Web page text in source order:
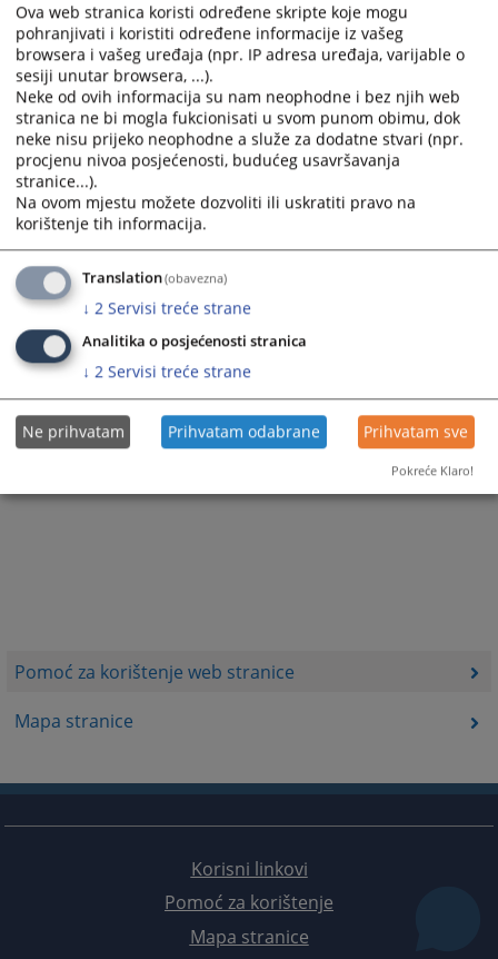
Pomoć za korištenje web stranice
Mapa stranice
Trenutno nema vijesti
Korisni linkovi
Pomoć za korištenje
Mapa stranice
Ova web stranica koristi određene skripte koje mogu
pohranjivati i koristiti određene informacije iz vašeg
browsera i vašeg uređaja (npr. IP adresa uređaja, varijable o
sesiji unutar browsera, ...).
Neke od ovih informacija su nam neophodne i bez njih web
stranica ne bi mogla fukcionisati u svom punom obimu, dok
neke nisu prijeko neophodne a služe za dodatne stvari (npr.
procjenu nivoa posjećenosti, budućeg usavršavanja
stranice...).
Na ovom mjestu možete dozvoliti ili uskratiti pravo na
korištenje tih informacija.
Translation(obavezna)
↓ 2 Servisi treće strane
Analitika o posjećenosti stranica
↓ 2 Servisi treće strane
Ne prihvatam Prihvatam odabrane Prihvatam sve
Pokreće Klaro!